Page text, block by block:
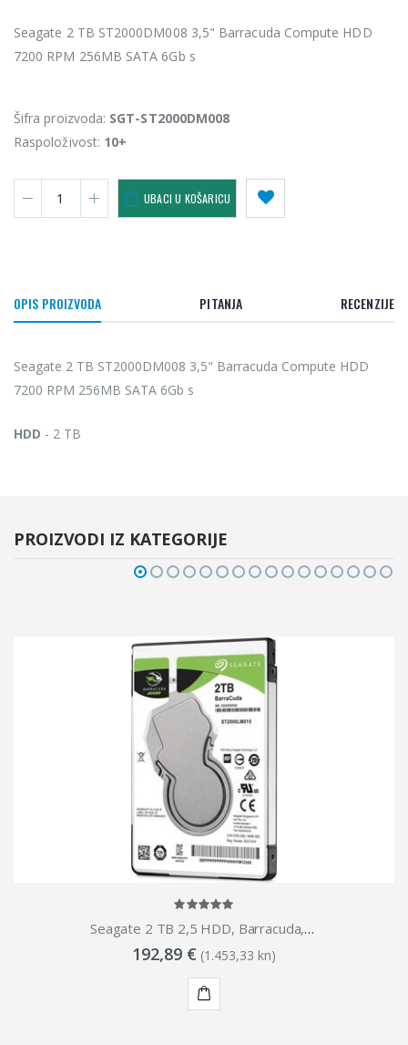
Seagate 2 TB ST2000DM008 3,5" Barracuda Compute HDD
7200 RPM 256MB SATA 6Gb s
Šifra proizvoda: SGT-ST2000DM008
Raspoloživost: 10+
UBACI U KOŠARICU
OPIS PROIZVODA PITANJA RECENZIJE
Seagate 2 TB ST2000DM008 3,5" Barracuda Compute HDD
7200 RPM 256MB SATA 6Gb s
HDD - 2 TB
PROIZVODI IZ KATEGORIJE
Seagate 2 TB 2,5 HDD, Barracuda, 5400 RPM, 128MB, 7mm
192,89 € (1.453,33 kn)